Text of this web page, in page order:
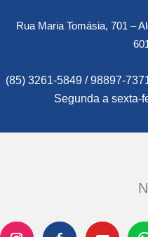
Rua Maria Tomásia, 701 –
(85) 3261-5849 / 98897-
Segunda a sexta-